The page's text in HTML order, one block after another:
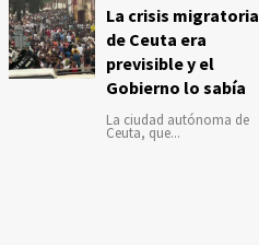
La crisis migratoria
de Ceuta era
previsible y el
Gobierno lo sabía
La ciudad autónoma de
Ceuta, que...